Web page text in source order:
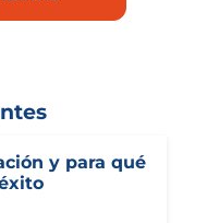
y para qué